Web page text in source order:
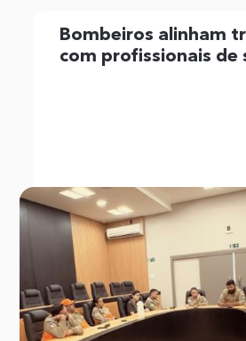
Bombeiros alinham
com profissionais de